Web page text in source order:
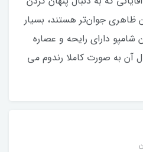
جوان‌تر هستند، بسیار
دارای رایحه و عصاره
به صورت کاملا رندوم می